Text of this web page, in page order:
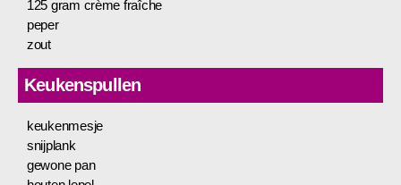
125 gram crème fraîche
peper
zout
Keukenspullen
keukenmesje
snijplank
gewone pan